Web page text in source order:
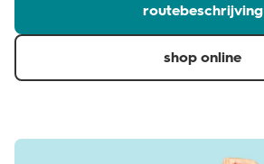
routebeschrijving
shop online